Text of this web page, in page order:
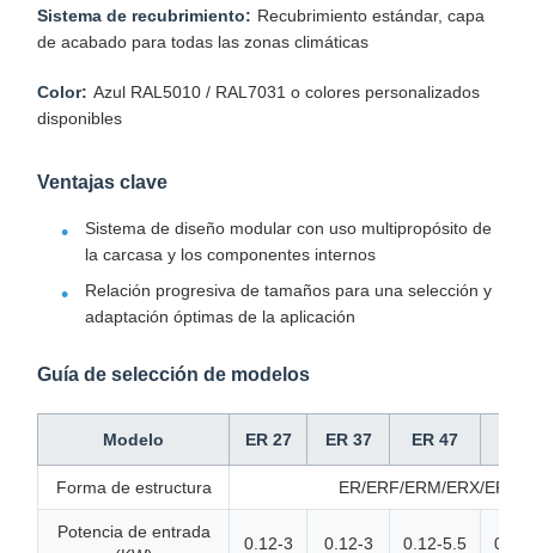
Sistema de recubrimiento: Recubrimiento estándar, capa
de acabado para todas las zonas climáticas
Color: Azul RAL5010 / RAL7031 o colores personalizados
disponibles
Ventajas clave
Sistema de diseño modular con uso multipropósito de
la carcasa y los componentes internos
Relación progresiva de tamaños para una selección y
adaptación óptimas de la aplicación
Guía de selección de modelos
Modelo ER 27 ER 37 ER 47
Forma de estructura ER/ERF/ERM/ERX/
Potencia de entrada
0.12-3 0.12-3 0.12-5.5